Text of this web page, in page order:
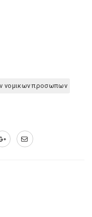
νομικων προσωπων